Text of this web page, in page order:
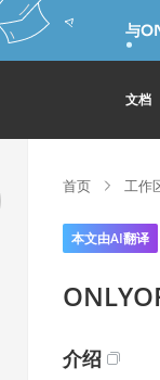
与
文档
首页 工作
本文由AI翻译
介绍